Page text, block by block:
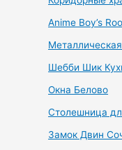
Anime Boy’s
Шебби Шик
Окна Белово
Столешница
Замок Двин